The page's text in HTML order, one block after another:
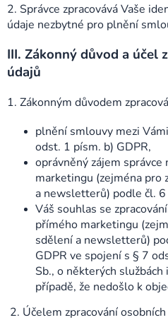
2. Správce zpracovává Vaše
údaje nezbytné pro plnění
III. Zákonný důvod a účel
údajů
1. Zákonným důvodem
plnění smlouvy mezi
odst. 1 písm. b) GDPR,
oprávněný zájem
marketingu (zejména pro
a newsletterů) podle čl.
Váš souhlas se
přímého marketingu
sdělení a newsletterů)
GDPR ve spojení s § 7
Sb., o některých
případě, že nedošlo k
2. Účelem zpracování